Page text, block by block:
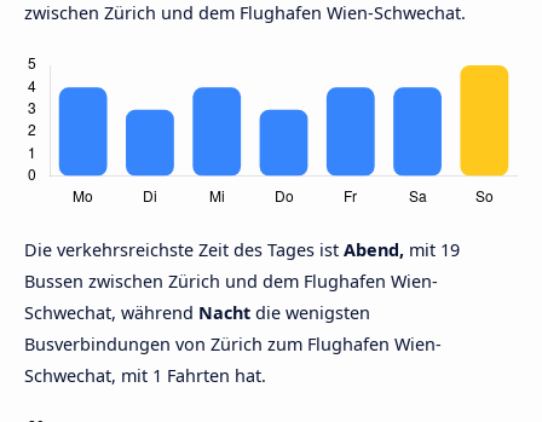
zwischen Zürich und dem Flughafen Wien-Schwechat.
Die verkehrsreichste Zeit des Tages ist Abend, mit 19
Bussen zwischen Zürich und dem Flughafen Wien-
Schwechat, während Nacht die wenigsten
Busverbindungen von Zürich zum Flughafen Wien-
Schwechat, mit 1 Fahrten hat.